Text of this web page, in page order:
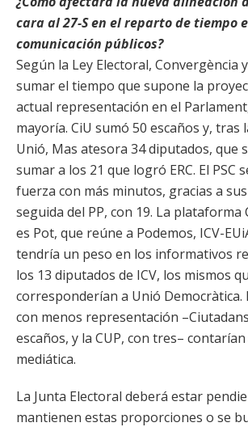
cara al 27-S en el reparto de tiempo
comunicación públicos?
Según la Ley Electoral, Convergència
sumar el tiempo que supone la
actual representación en el
mayoría. CiU sumó 50 escaños y, tras
Unió, Mas atesora 34 diputados, que
sumar a los 21 que logró ERC. El PSC
fuerza con más minutos, gracias a
seguida del PP, con 19. La plataforma
es Pot, que reúne a Podemos, ICV-
tendría un peso en los informativos
los 13 diputados de ICV, los mismos
corresponderían a Unió Democràtica.
con menos representación
escaños, y la CUP, con tres–
mediática.
La Junta Electoral deberá estar
mantienen estas proporciones o se